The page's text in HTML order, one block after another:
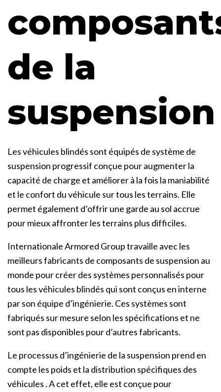
de la
suspension
Les véhicules blindés sont équipés de système de
suspension progressif conçue pour augmenter la
capacité de charge et améliorer à la fois la maniabilité
et le confort du véhicule sur tous les terrains. Elle
permet également d’offrir une garde au sol accrue
pour mieux affronter les terrains plus difficiles.
Internationale Armored Group travaille avec les
meilleurs fabricants de composants de suspension au
monde pour créer des systèmes personnalisés pour
tous les véhicules blindés qui sont conçus en interne
par son équipe d’ingénierie. Ces systèmes sont
fabriqués sur mesure selon les spécifications et ne
sont pas disponibles pour d’autres fabricants.
Le processus d’ingénierie de la suspension prend en
compte les poids et la distribution spécifiques des
véhicules . A cet effet, elle est conçue pour